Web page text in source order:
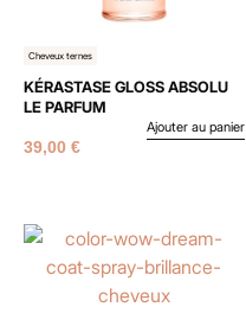
Cheveux ternes
KÉRASTASE GLOSS ABSOLU
LE PARFUM
39,00 €
Ajouter au panier